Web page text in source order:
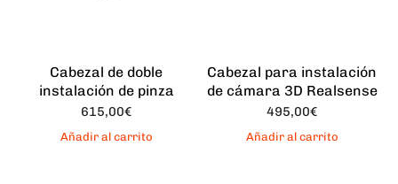
Cabezal de doble
instalación de pinza
615,00€
Añadir al carrito
Cabezal para instalación
de cámara 3D Realsense
495,00€
Añadir al carrito